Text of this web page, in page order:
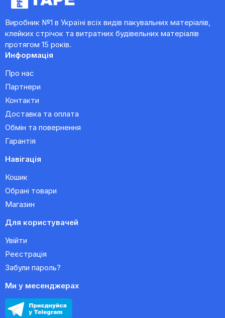
Виробник №1 в Україні всіх видів пакувальних матеріалів,
клейких стрічок та витратних будівельних матеріалів
протягом 15 років.
Информація
Про нас
Партнери
Контакти
Доставка та оплата
Обмін та повернення
Гарантія
Навігація
Кошик
Обрані товари
Магазин
Для користувачей
Увійти
Реєстрація
Забули пароль?
Ми у месенджерах